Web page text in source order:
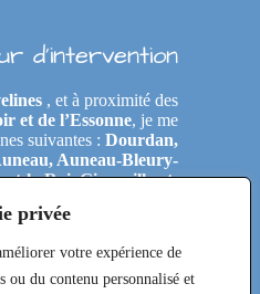
privée
votre expérience de
du contenu personnalisé et
d’intervention
, et à proximité des
et de l’Essonne, je me
suivantes :Dourdan,
Auneau-Bleury-
le-Roi, Gironville-et-
Perray-en-Yvelines,
Étréchy, Morigny-
Eole-en-Beauce, Les